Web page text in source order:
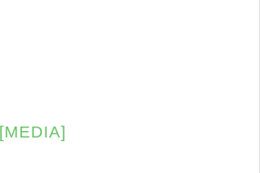
[MEDIA]